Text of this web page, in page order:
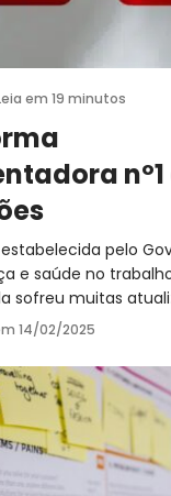
em 19 minutos
nº1
pelo
e saúde no
sofreu muitas
psicossociais.
14/02/2025